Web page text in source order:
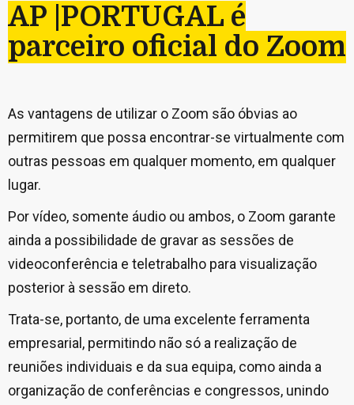
AP |PORTUGAL é
parceiro oficial do Zoom
As vantagens de utilizar o Zoom são óbvias ao
permitirem que possa encontrar-se virtualmente com
outras pessoas em qualquer momento, em qualquer
lugar.
Por vídeo, somente áudio ou ambos, o Zoom garante
ainda a possibilidade de gravar as sessões de
videoconferência e teletrabalho para visualização
posterior à sessão em direto.
Trata-se, portanto, de uma excelente ferramenta
empresarial, permitindo não só a realização de
reuniões individuais e da sua equipa, como ainda a
organização de conferências e congressos, unindo